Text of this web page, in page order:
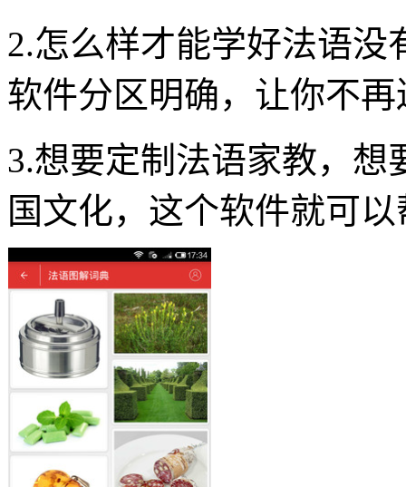
2.怎么样才能学好法语
软件分区明确，让你不再
3.想要定制法语家教，
国文化，这个软件就可